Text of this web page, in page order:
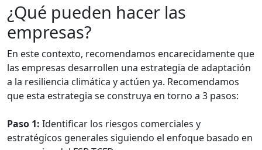
¿Qué pueden hacer las
empresas?
En este contexto, recomendamos encarecidamente que
las empresas desarrollen una estrategia de adaptación
a la resiliencia climática y actúen ya. Recomendamos
que esta estrategia se construya en torno a 3 pasos:
Paso 1: Identificar los riesgos comerciales y
estratégicos generales siguiendo el enfoque basado en